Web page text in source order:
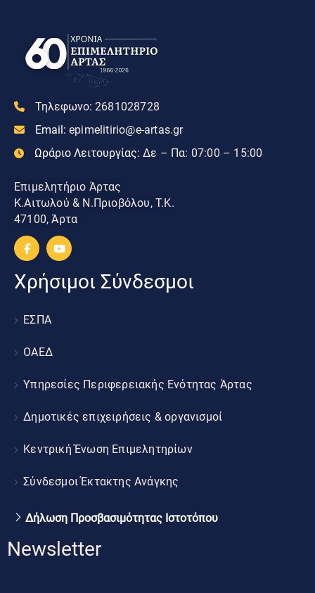
Τηλεφωνο: 2681028728
Email: epimelitirio@e-artas.gr
Ωράριο Λειτουργίας: Δε – Πα: 07:00 – 15:00
Επιμελητήριο Άρτας
Κ.Αιτωλού & Ν.Πριοβόλου, Τ.Κ.
47100, Άρτα
Χρήσιμοι Σύνδεσμοι
ΕΣΠΑ
ΟΑΕΔ
Υπηρεσίες Περιφερειακής Ενότητας Άρτας
Δημοτικές επιχειρήσεις & οργανισμοί
Κεντρική Ένωση Επιμελητηρίων
Σύνδεσμοι Έκτακτης Ανάγκης
Δήλωση Προσβασιμότητας Ιστοτόπου
Newsletter